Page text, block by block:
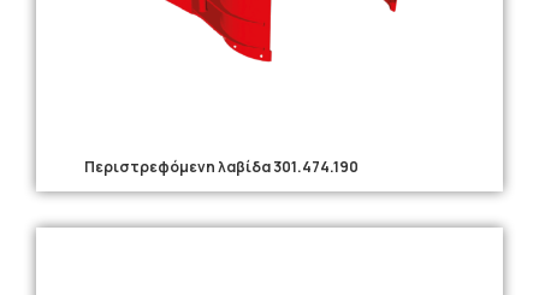
Περιστρεφόμενη λαβίδα 301.474.190